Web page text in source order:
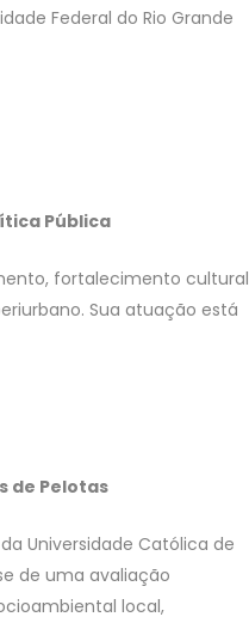
Federal do Rio Grande
Pública
fortalecimento cultural
Sua atuação está
de Pelotas
Universidade Católica de
de uma avaliação
local,